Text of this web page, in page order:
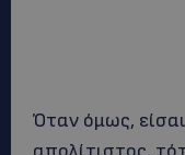
Όταν όμως,